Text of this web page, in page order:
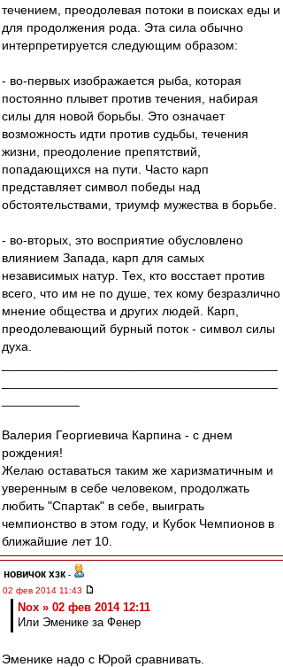
течением, преодолевая потоки в поисках еды и
для продолжения рода. Эта сила обычно
интерпретируется следующим образом:
- во-первых изображается рыба, которая
постоянно плывет против течения, набирая
силы для новой борьбы. Это означает
возможность идти против судьбы, течения
жизни, преодоление препятствий,
попадающихся на пути. Часто карп
представляет символ победы над
обстоятельствами, триумф мужества в борьбе.
- во-вторых, это восприятие обусловлено
влиянием Запада, карп для самых
независимых натур. Тех, кто восстает против
всего, что им не по душе, тех кому безразлично
мнение общества и других людей. Карп,
преодолевающий бурный поток - символ силы
духа.
Валерия Георгиевича Карпина - с днем
рождения!
Желаю оставаться таким же харизматичным и
уверенным в себе человеком, продолжать
любить "Спартак" в себе, выиграть
чемпионство в этом году, и Кубок Чемпионов в
ближайшие лет 10.
новичок хзк -
02 фев 2014 11:43
Nox » 02 фев 2014 12:11
Или Эменике за Фенер
Эменике надо с Юрой сравнивать.